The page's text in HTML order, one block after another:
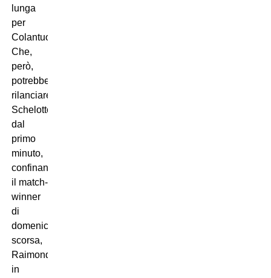
lunga
per
Colantuono.
Che,
però,
potrebbe
rilanciare
Schelotto
dal
primo
minuto,
confinando
il match-
winner
di
domenica
scorsa,
Raimondi,
in